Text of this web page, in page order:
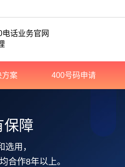
话业务官网
方案 400号码申请
保障
用，
合作8年以上。